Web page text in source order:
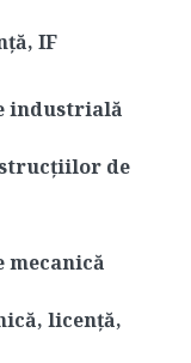
IF
industrială
de
licență,